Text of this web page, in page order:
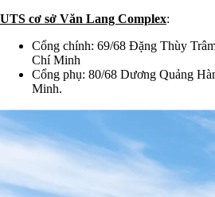
UTS cơ sở Văn Lang Complex:
Cổng chính: 69/68 Đặng Thùy
Chí Minh
Cổng phụ: 80/68 Dương Quảng
Minh.